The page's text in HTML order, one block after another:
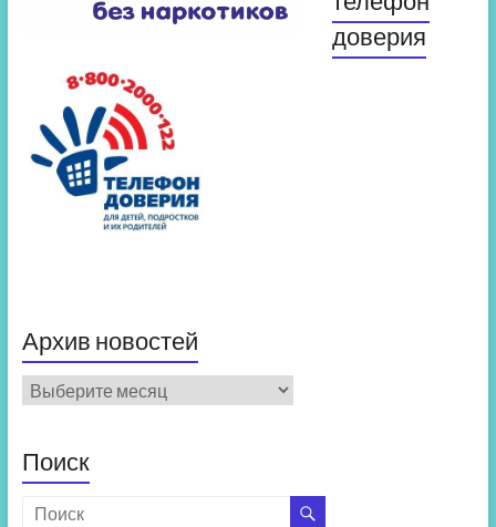
доверия
Архив новостей
Архив
новостей
Поиск